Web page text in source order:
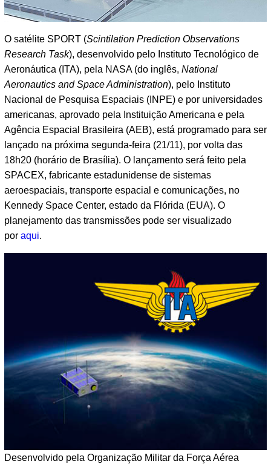
O satélite SPORT (Scintilation Prediction Observations
Research Task), desenvolvido pelo Instituto Tecnológico de
Aeronáutica (ITA), pela NASA (do inglês, National
Aeronautics and Space Administration), pelo Instituto
Nacional de Pesquisa Espaciais (INPE) e por universidades
americanas, aprovado pela Instituição Americana e pela
Agência Espacial Brasileira (AEB), está programado para ser
lançado na próxima segunda-feira (21/11), por volta das
18h20 (horário de Brasília). O lançamento será feito pela
SPACEX, fabricante estadunidense de sistemas
aeroespaciais, transporte espacial e comunicações, no
Kennedy Space Center, estado da Flórida (EUA). O
planejamento das transmissões pode ser visualizado
por aqui.
Desenvolvido pela Organização Militar da Força Aérea